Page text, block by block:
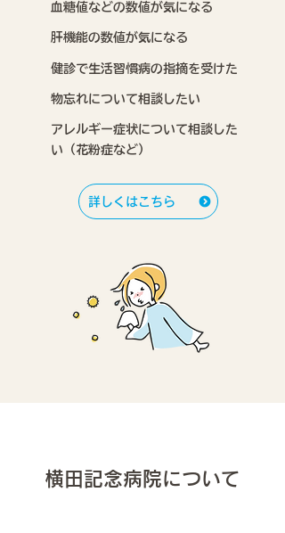
血糖値などの数値が気になる
肝機能の数値が気になる
健診で生活習慣病の指摘を受けた
物忘れについて相談したい
アレルギー症状について相談した
い（花粉症など）
詳しくはこちら
横田記念病院について